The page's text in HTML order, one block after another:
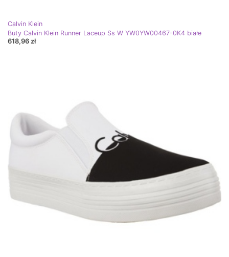
Calvin Klein
Buty Calvin Klein Runner Laceup Ss W YW0YW00467-0K4 białe
618,96 zł